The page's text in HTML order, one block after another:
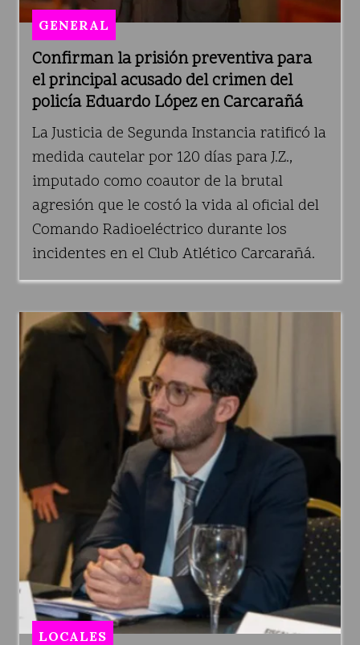
Confirman la prisión preventiva para
el principal acusado del crimen del
policía Eduardo López en Carcarañá
GENERAL
La Justicia de Segunda Instancia ratificó la
medida cautelar por 120 días para J.Z.,
imputado como coautor de la brutal
agresión que le costó la vida al oficial del
Comando Radioeléctrico durante los
incidentes en el Club Atlético Carcarañá.
LOCALES